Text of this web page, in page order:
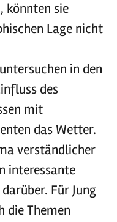
könnten sie
Lage nicht
in den
des
mit
das Wetter.
verständlicher
interessante
Für Jung
die Themen